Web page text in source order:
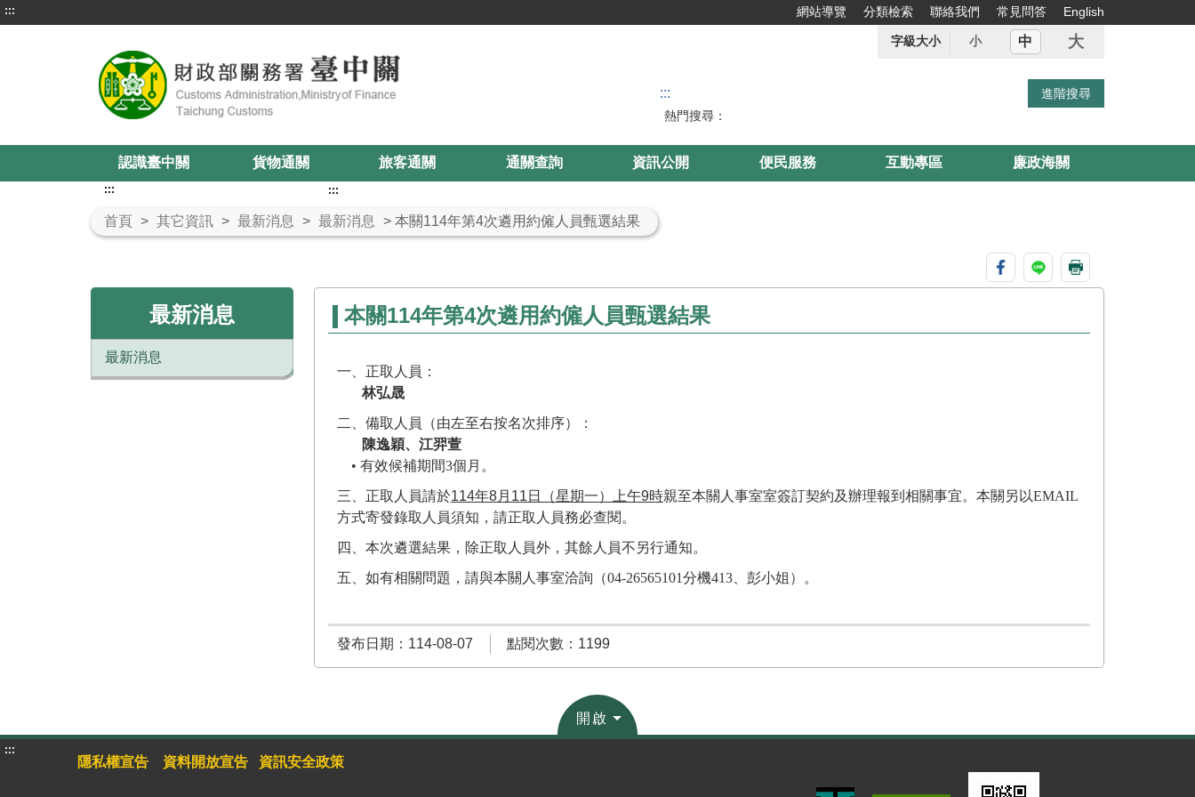
::: 網站導覽 分類檢索 聯絡我們 常見問答 English
字級大小 小 中 大
:::
熱門搜尋：
認識臺中關 貨物通關 旅客通關 通關查詢 資訊公開 便民服務 互動專區 廉政海關
首頁 > 其它資訊 > 最新消息 > 最新消息 > 本關114年第4次遴用約僱人員甄選結果
:::
最新消息
最新消息
:::
本關114年第4次遴用約僱人員甄選結果
一、正取人員：
林弘晟
二、備取人員（由左至右按名次排序）：
陳逸穎、江羿萱
• 有效候補期間3個月。
三、正取人員請於114年8月11日（星期一）上午9時親至本關人事室室簽訂契約及辦理報到相關事宜。本關另以EMAIL
方式寄發錄取人員須知，請正取人員務必查閱。
四、本次遴選結果，除正取人員外，其餘人員不另行通知。
五、如有相關問題，請與本關人事室洽詢（04-26565101分機413、彭小姐）。
發布日期：114-08-07 點閱次數：1199
開啟
:::
隱私權宣告 資料開放宣告 資訊安全政策